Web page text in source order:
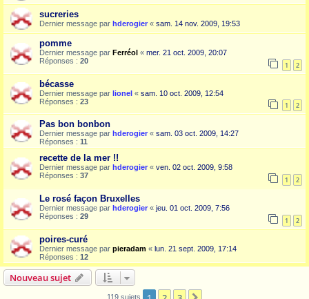
sucreries
Dernier message par hderogier « sam. 14 nov. 2009, 19:53
pomme
Dernier message par Ferréol « mer. 21 oct. 2009, 20:07
Réponses : 20 1 2
bécasse
Dernier message par lionel « sam. 10 oct. 2009, 12:54
Réponses : 23 1 2
Pas bon bonbon
Dernier message par hderogier « sam. 03 oct. 2009, 14:27
Réponses : 11
recette de la mer !!
Dernier message par hderogier « ven. 02 oct. 2009, 9:58
Réponses : 37 1 2
Le rosé façon Bruxelles
Dernier message par hderogier « jeu. 01 oct. 2009, 7:56
Réponses : 29 1 2
poires-curé
Dernier message par pieradam « lun. 21 sept. 2009, 17:14
Réponses : 12
Nouveau sujet
119 sujets